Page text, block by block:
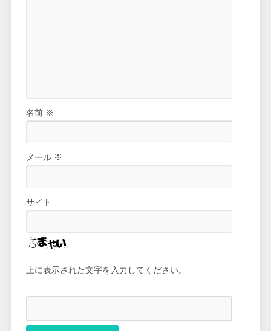
名前 ※
メール ※
サイト
上に表示された文字を入力してください。